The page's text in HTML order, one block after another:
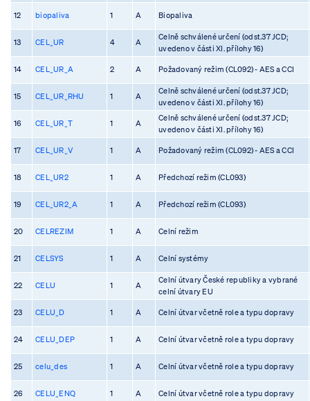
12 biopaliva 1 A Biopaliva
13 CEL_UR 4 A
Celně schválené určení (odst.37 JCD;
uvedeno v části XI. přílohy 16)
14 CEL_UR_A 2 A Požadovaný režim (CL092) - AES a CCI
15 CEL_UR_RHU 1 A
Celně schválené určení (odst.37 JCD;
uvedeno v části XI. přílohy 16)
16 CEL_UR_T 1 A
Celně schválené určení (odst.37 JCD;
uvedeno v části XI. přílohy 16)
17 CEL_UR_V 1 A Požadovaný režim (CL092) - AES a CCI
18 CEL_UR2 1 A Předchozí režim (CL093)
19 CEL_UR2_A 1 A Předchozí režim (CL093)
20 CELREZIM 1 A Celní režim
21 CELSYS 1 A Celní systémy
22 CELU 1 A
Celní útvary České republiky a vybrané
celní útvary EU
23 CELU_D 1 A Celní útvar včetně role a typu dopravy
24 CELU_DEP 1 A Celní útvar včetně role a typu dopravy
25 celu_des 1 A Celní útvar včetně role a typu dopravy
26 CELU_ENQ 1 A Celní útvar včetně role a typu dopravy